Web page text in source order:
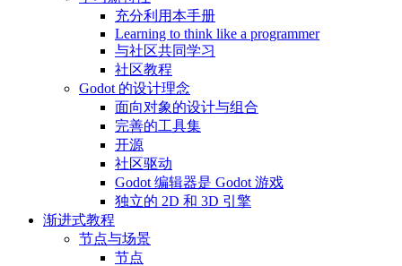
充分利用本手册
Learning to think like a programmer
与社区共同学习
社区教程
Godot 的设计理念
面向对象的设计与组合
完善的工具集
开源
社区驱动
Godot 编辑器是 Godot 游戏
独立的 2D 和 3D 引擎
渐进式教程
节点与场景
节点